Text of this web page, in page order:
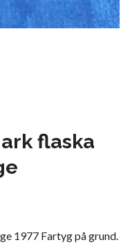
flaska
1977 Fartyg på grund.